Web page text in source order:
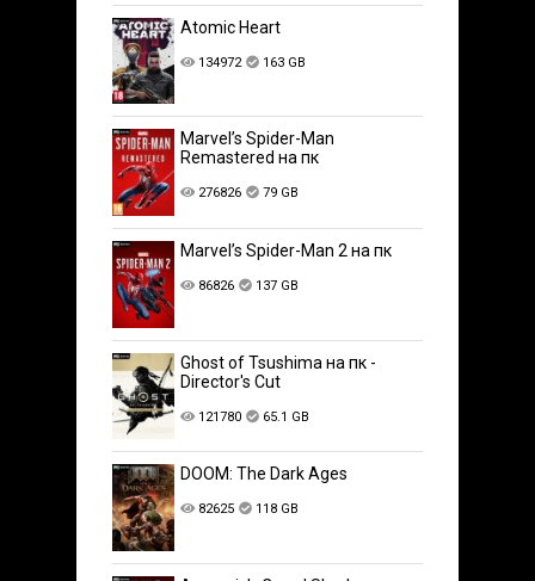
Atomic Heart
134972 163 GB
Marvel’s Spider-Man
Remastered на пк
276826 79 GB
Marvel’s Spider-Man 2 на пк
86826 137 GB
Ghost of Tsushima на пк -
Director's Cut
121780 65.1 GB
DOOM: The Dark Ages
82625 118 GB